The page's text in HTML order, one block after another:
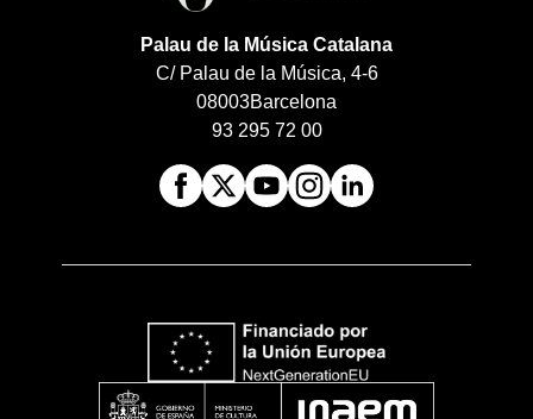
Palau de la Música Catalana
C/ Palau de la Música, 4-6
08003Barcelona
93 295 72 00